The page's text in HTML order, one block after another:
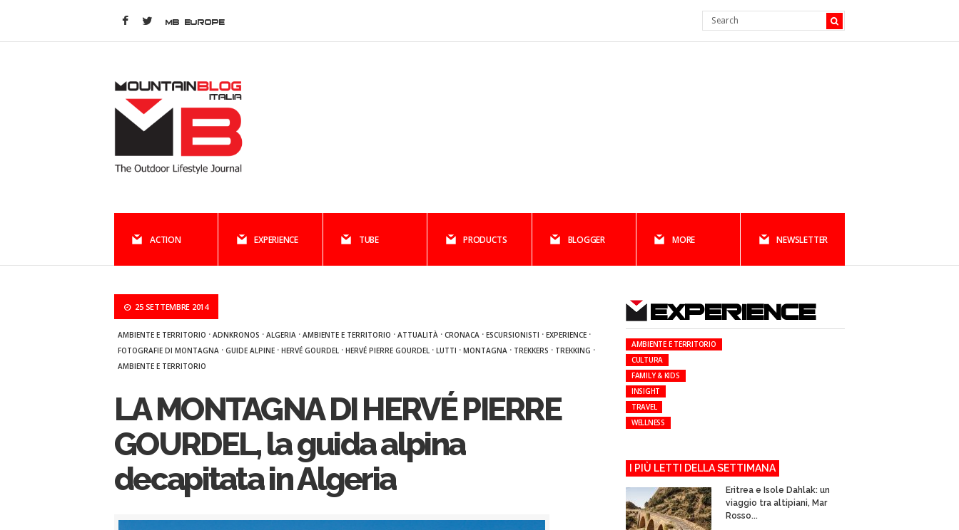
MB EUROPE
ACTION EXPERIENCE TUBE PRODUCTS BLOGGER MORE NEWSLETTER
25 SETTEMBRE 2014
AMBIENTE E TERRITORIO · ADNKRONOS · ALGERIA · AMBIENTE E TERRITORIO · ATTUALITÀ · CRONACA · ESCURSIONISTI · EXPERIENCE ·
FOTOGRAFIE DI MONTAGNA · GUIDE ALPINE · HERVÉ GOURDEL · HERVÉ PIERRE GOURDEL · LUTTI · MONTAGNA · TREKKERS · TREKKING ·
AMBIENTE E TERRITORIO
LA MONTAGNA DI HERVÉ PIERRE
GOURDEL, la guida alpina
decapitata in Algeria
EXPERIENCE
AMBIENTE E TERRITORIO
CULTURA
FAMILY & KIDS
INSIGHT
TRAVEL
WELLNESS
I PIÙ LETTI DELLA SETTIMANA
Eritrea e Isole Dahlak: un
viaggio tra altipiani, Mar
Rosso...